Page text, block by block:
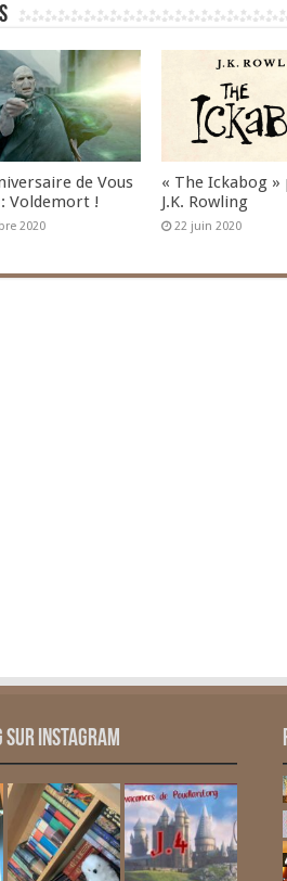
de Vous
Voldemort !
2020
« The Ickabog
J.K. Rowling
22 juin 2020
sur Instagram